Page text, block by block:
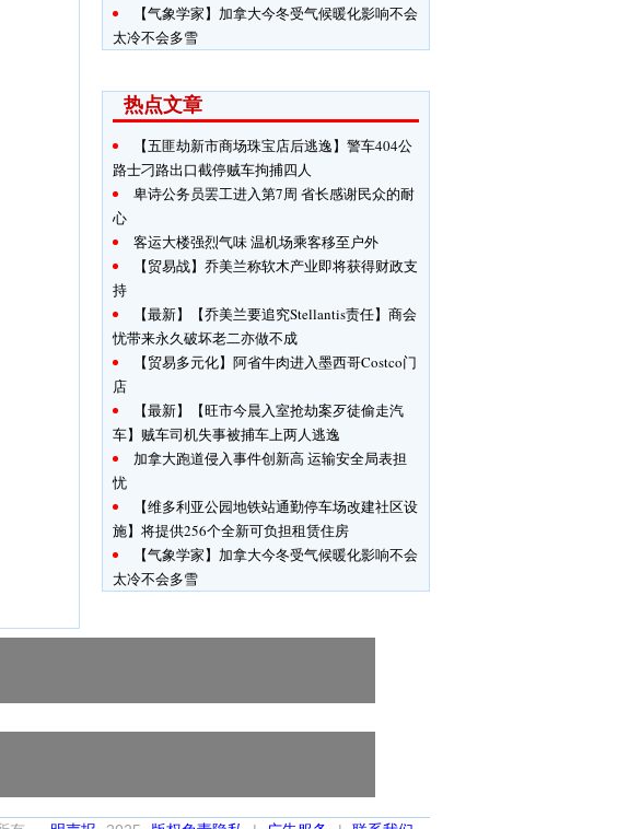
【气象学家】加拿大今冬受气候暖化影响不会
太冷不会多雪
热点文章
【五匪劫新市商场珠宝店后逃逸】警车404公
路士刁路出口截停贼车拘捕四人
卑诗公务员罢工进入第7周 省长感谢民众的耐
心
客运大楼强烈气味 温机场乘客移至户外
【贸易战】乔美兰称软木产业即将获得财政支
持
【最新】【乔美兰要追究Stellantis责任】商会
忧带来永久破坏老二亦做不成
【贸易多元化】阿省牛肉进入墨西哥Costco门
店
【最新】【旺市今晨入室抢劫案歹徒偷走汽
车】贼车司机失事被捕车上两人逃逸
加拿大跑道侵入事件创新高 运输安全局表担
忧
【维多利亚公园地铁站通勤停车场改建社区设
施】将提供256个全新可负担租赁住房
【气象学家】加拿大今冬受气候暖化影响不会
太冷不会多雪